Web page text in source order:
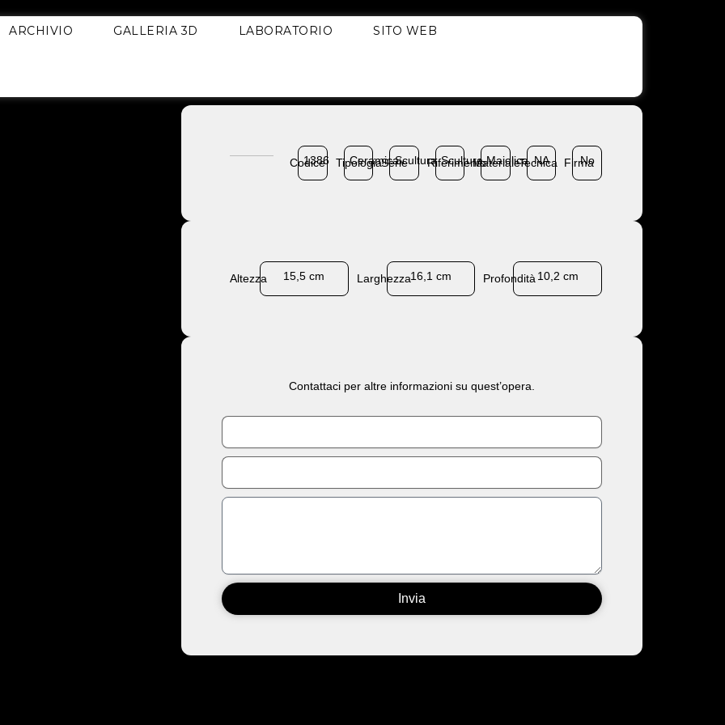
ARCHIVIO GALLERIA 3D LABORATORIO SITO WEB
Codice
1386 Tipologia
Ceramica
SerieSculturaRiferimento
SculturaMateriale
MaiolicaTecnica
NA Firma
No
Altezza 15,5 cm Larghezza16,1 cm Profondità 10,2 cm
Contattaci per altre informazioni su quest’opera.
Nome
Email
Messaggio
Invia